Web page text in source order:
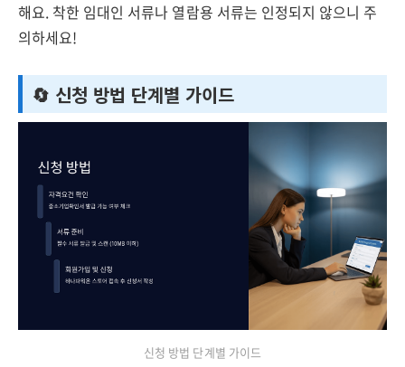
해요. 착한 임대인 서류나 열람용 서류는 인정되지 않으니 주
의하세요!
🔄 신청 방법 단계별 가이드
신청 방법 단계별 가이드